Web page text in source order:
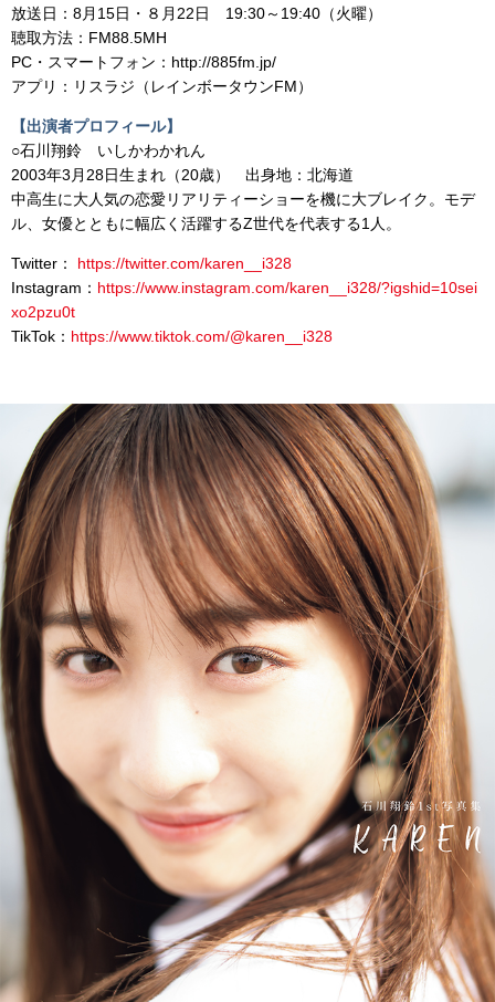
放送日：8月15日・８月22日 19:30～19:40（火曜）
聴取方法：FM88.5MH
PC・スマートフォン：http://885fm.jp/
アプリ：リスラジ（レインボータウンFM）
【出演者プロフィール】
○石川翔鈴 いしかわかれん
2003年3月28日生まれ（20歳） 出身地：北海道
中高生に大人気の恋愛リアリティーショーを機に大ブレイク。モデ
ル、女優とともに幅広く活躍するZ世代を代表する1人。
Twitter： https://twitter.com/karen__i328
Instagram： https://www.instagram.com/karen__i328/?igshid=10sei
xo2pzu0t
TikTok： https://www.tiktok.com/@karen__i328